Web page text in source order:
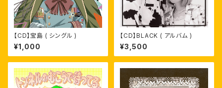
【CD】宝島 ( シングル )
¥1,000
【CD】BLACK ( アルバム )
¥3,500